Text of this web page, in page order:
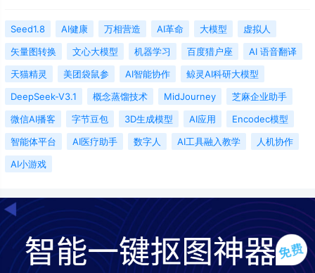
Seed1.8 AI健康 万相营造 AI革命 大模型
虚拟人
矢量图转换‌
文心大模型 机器学习 百度猎户座
AI 语音翻译
天猫精灵
美团袋鼠参 AI智能协作
鲸灵AI科研大模型
DeepSeek-V3.1
概念蒸馏技术 MidJourney
芝麻企业助手
微信AI播客
字节豆包 3D生成模型 AI应用
Encodec模型
智能体平台
AI医疗助手 数字人 AI工具融入教学
人机协作
AI小游戏